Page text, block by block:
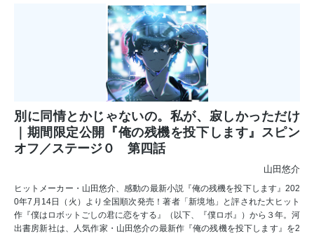
別に同情とかじゃないの。私が、寂しかっただけ
｜期間限定公開『俺の残機を投下します』スピン
オフ／ステージ０ 第四話
山田悠介
ヒットメーカー・山田悠介、感動の最新小説『俺の残機を投下します』202
0年7月14日（火）より全国順次発売！著者「新境地」と評された大ヒット
作『僕はロボットごしの君に恋をする』（以下、『僕ロボ』）から３年。河
出書房新社は、人気作家・山田悠介の最新作『俺の残機を投下します』を2